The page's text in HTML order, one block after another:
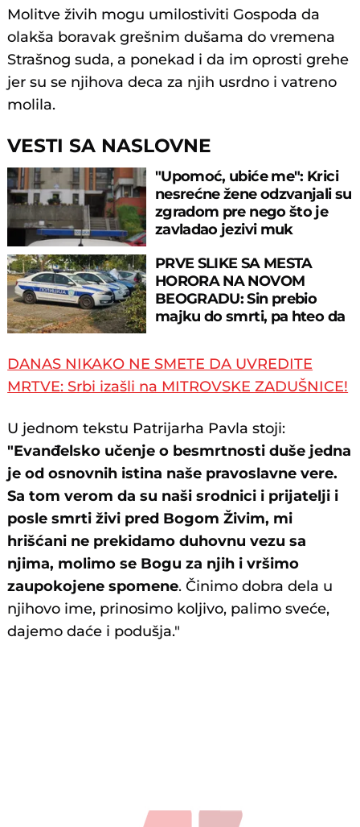
Molitve živih mogu umilostiviti Gospoda da
olakša boravak grešnim dušama do vremena
Strašnog suda, a ponekad i da im oprosti grehe
jer su se njihova deca za njih usrdno i vatreno
molila.
VESTI SA NASLOVNE
"Upomoć, ubiće me": Krici
nesrećne žene odzvanjali su
zgradom pre nego što je
zavladao jezivi muk
PRVE SLIKE SA MESTA
HORORA NA NOVOM
BEOGRADU: Sin prebio
majku do smrti, pa hteo da
DANAS NIKAKO NE SMETE DA UVREDITE
MRTVE: Srbi izašli na MITROVSKE ZADUŠNICE!
U jednom tekstu Patrijarha Pavla stoji:
"Evanđelsko učenje o besmrtnosti duše jedna
je od osnovnih istina naše pravoslavne vere.
Sa tom verom da su naši srodnici i prijatelji i
posle smrti živi pred Bogom Živim, mi
hrišćani ne prekidamo duhovnu vezu sa
njima, molimo se Bogu za njih i vršimo
zaupokojene spomene. Činimo dobra dela u
njihovo ime, prinosimo koljivo, palimo sveće,
dajemo daće i podušja."